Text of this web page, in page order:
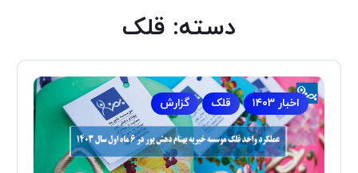
دسته: قلک
اخبار ۱۴۰۳ قلک گزارش